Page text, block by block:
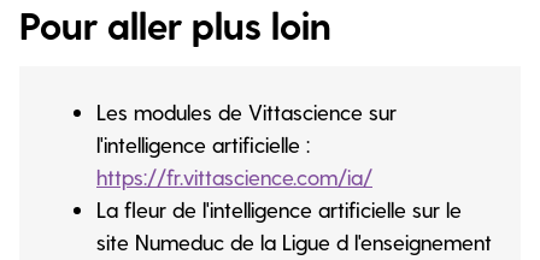
Pour aller plus loin
Les modules de Vittascience sur
l'intelligence artificielle :
https://fr.vittascience.com/ia/
La fleur de l'intelligence artificielle sur le
site Numeduc de la Ligue d l'enseignement